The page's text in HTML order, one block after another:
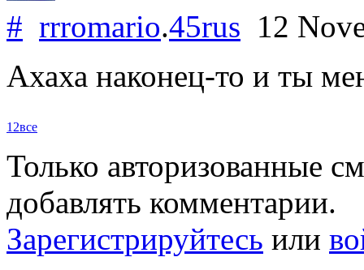
# rrromario.45rus 12
Ахаха наконец-то и ты
12все
Только авторизованные
добавлять комментарии.
Зарегистрируйтесь или